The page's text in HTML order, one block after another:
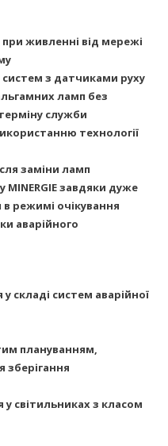
живленні від мережі
з датчиками руху
ламп без
служби
технології
заміни ламп
MINERGIE завдяки дуже
режимі очікування
аварійного
складі систем аварійної
плануванням,
світильниках з класом